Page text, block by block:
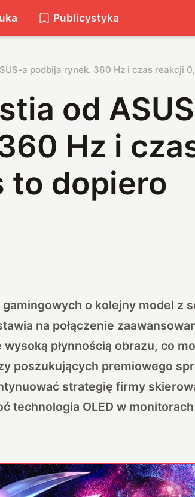
Publicystyka
a podbija rynek. 360 Hz i czas reakcji
od
Hz i
to dopiero
o kolejny model z
na połączenie
płynnością obrazu, co
poszukujących premiowego
strategię firmy
technologia OLED w